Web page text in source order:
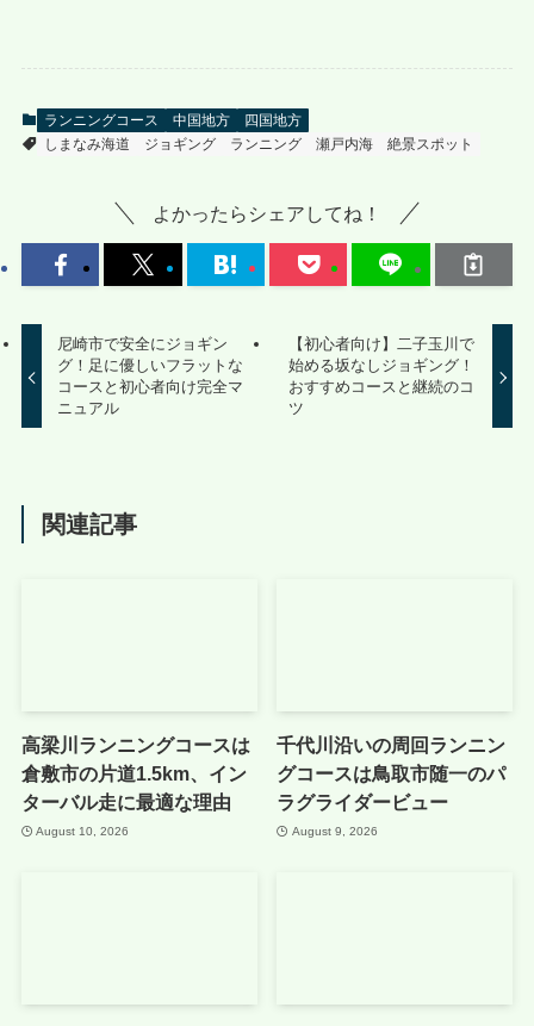
ランニングコース 中国地方
四国地方
しまなみ海道
ジョギング ランニング 瀬戸内海 絶景スポット
よかったらシェアしてね！
尼崎市で安全にジョギン
グ！足に優しいフラットな
コースと初心者向け完全マ
ニュアル
【初心者向け】二子玉川で
始める坂なしジョギング！
おすすめコースと継続のコ
ツ
関連記事
高梁川ランニングコースは
倉敷市の片道1.5km、イン
ターバル走に最適な理由
August 10, 2026
千代川沿いの周回ランニン
グコースは鳥取市随一のパ
ラグライダービュー
August 9, 2026